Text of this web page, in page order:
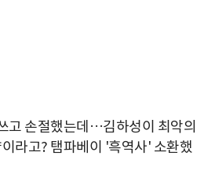
고 손절했는데…김하성이 최악의
이라고? 탬파베이 '흑역사' 소환했